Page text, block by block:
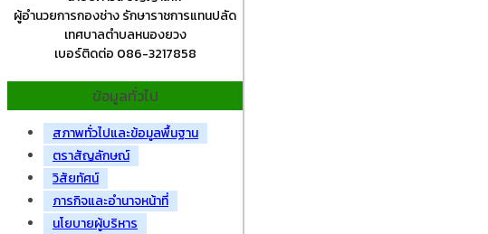
ผู้อำนวยการกองช่าง รักษาราชการแทนปลัด
เทศบาลตำบลหนองยวง
เบอร์ติดต่อ 086-3217858
ข้อมูลทั่วไป
สภาพทั่วไปและข้อมูลพื้นฐาน
ตราสัญลักษณ์
วิสัยทัศน์
ภารกิจและอำนาจหน้าที่
นโยบายผู้บริหาร